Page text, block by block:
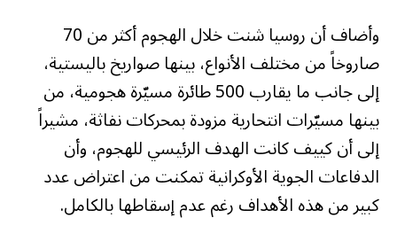
وأضاف أن روسيا شنت خلال الهجوم أكثر من 70
صاروخاً من مختلف الأنواع، بينها صواريخ باليستية،
إلى جانب ما يقارب 500 طائرة مسيّرة هجومية، من
بينها مسيّرات انتحارية مزودة بمحركات نفاثة، مشيراً
إلى أن كييف كانت الهدف الرئيسي للهجوم، وأن
الدفاعات الجوية الأوكرانية تمكنت من اعتراض عدد
كبير من هذه الأهداف رغم عدم إسقاطها بالكامل.